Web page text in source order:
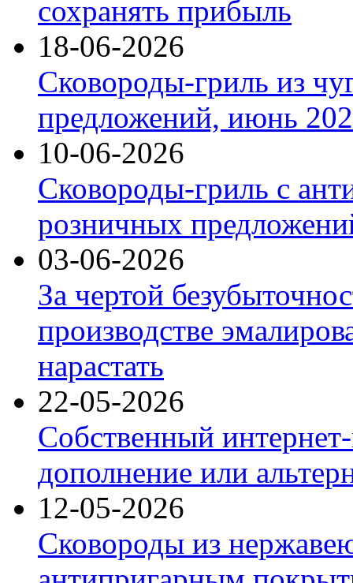
сохранять прибыль
18-06-2026
Сковороды-гриль из
предложений, июнь
10-06-2026
Сковороды-гриль с
розничных
03-06-2026
За чертой
производстве
нарастать
22-05-2026
Собственный
дополнение или
12-05-2026
Сковороды из